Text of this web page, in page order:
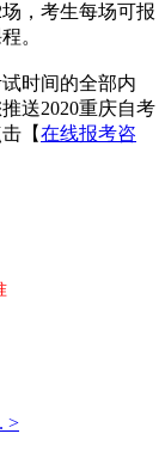
，考生每场可报
。
时间的全部内
送2020重庆自考
【在线报考咨
>